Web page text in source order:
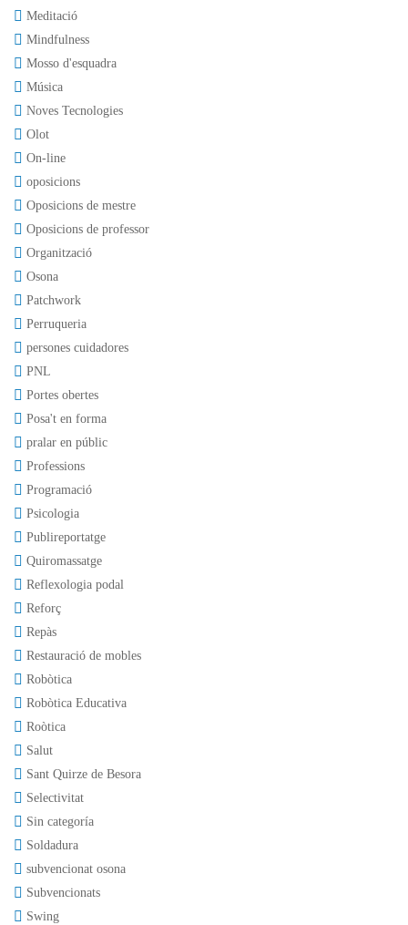
Meditació
Mindfulness
Mosso d'esquadra
Música
Noves Tecnologies
Olot
On-line
oposicions
Oposicions de mestre
Oposicions de professor
Organització
Osona
Patchwork
Perruqueria
persones cuidadores
PNL
Portes obertes
Posa't en forma
pralar en públic
Professions
Programació
Psicologia
Publireportatge
Quiromassatge
Reflexologia podal
Reforç
Repàs
Restauració de mobles
Robòtica
Robòtica Educativa
Roòtica
Salut
Sant Quirze de Besora
Selectivitat
Sin categoría
Soldadura
subvencionat osona
Subvencionats
Swing